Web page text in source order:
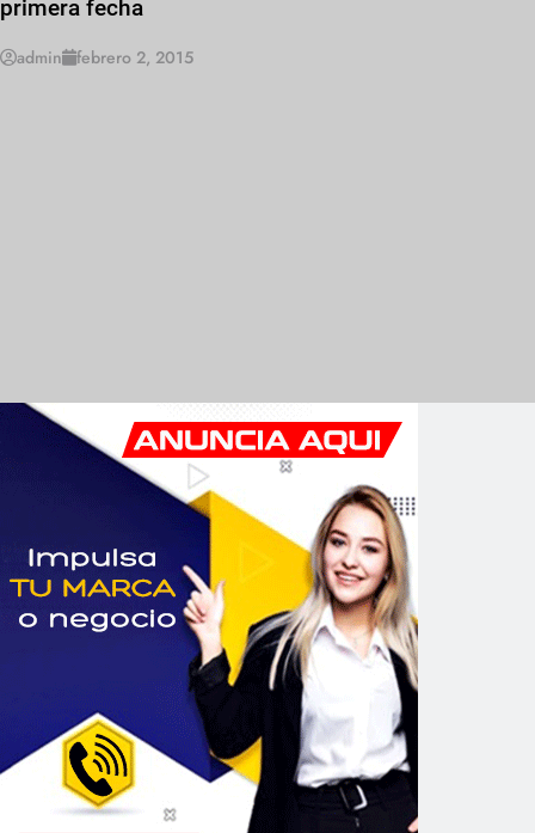
primera fecha
admin febrero 2, 2015